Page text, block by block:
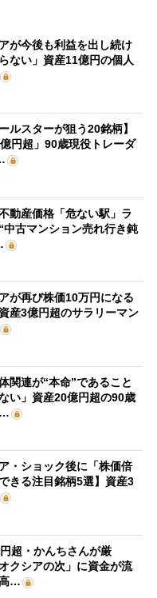
が今後も利益を出し続け
ない」資産11億円の個人
ルスターが狙う20銘柄】
億円超」90歳現役トレーダ
動産価格「危ない駅」ラ
中古マンション売れ行き鈍
が再び株価10万円になる
産3億円超のサラリーマン
関連が“本命”であること
い」資産20億円超の90歳
…
・ショック後に「株価倍
きる注目銘柄5選】資産3
円超・かんちさんが厳
クシアの次」に資金が流
…